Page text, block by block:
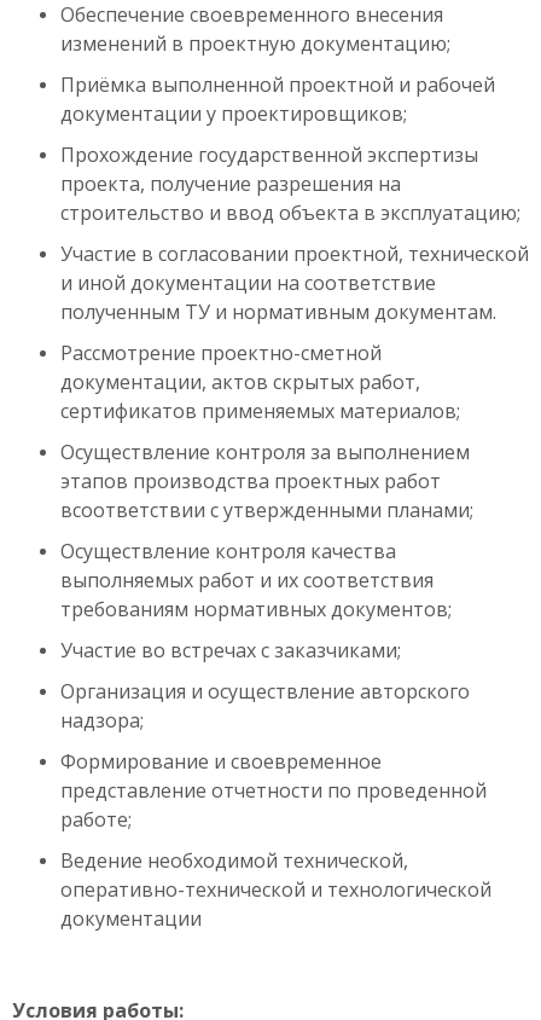
Обеспечение своевременного внесения
изменений в проектную документацию;
Приёмка выполненной проектной и рабочей
документации у проектировщиков;
Прохождение государственной экспертизы
проекта, получение разрешения на
строительство и ввод объекта в эксплуатацию;
Участие в согласовании проектной, технической
и иной документации на соответствие
полученным ТУ и нормативным документам.
Рассмотрение проектно-сметной
документации, актов скрытых работ,
сертификатов применяемых материалов;
Осуществление контроля за выполнением
этапов производства проектных работ
всоответствии с утвержденными планами;
Осуществление контроля качества
выполняемых работ и их соответствия
требованиям нормативных документов;
Участие во встречах с заказчиками;
Организация и осуществление авторского
надзора;
Формирование и своевременное
представление отчетности по проведенной
работе;
Ведение необходимой технической,
оперативно-технической и технологической
документации
Условия работы: